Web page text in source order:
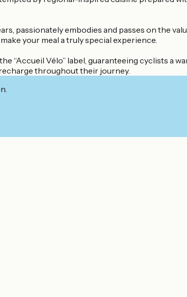
passionately embodies and passes on the
your meal a truly special experience.
“Accueil Vélo” label, guaranteeing cyclists a
recharge throughout their journey.